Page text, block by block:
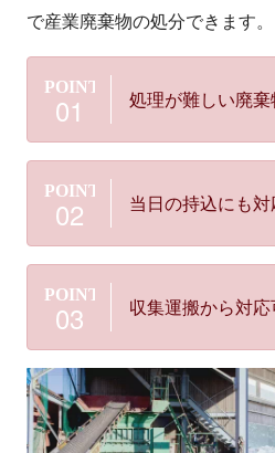
で産業廃棄物の処分できます。
処理が難しい廃
当日の持込にも
収集運搬から対